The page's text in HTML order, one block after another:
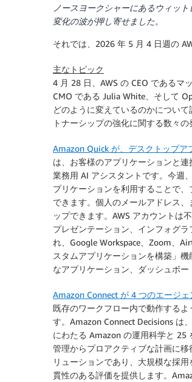
ノースヨークシャーにあるウィッ
変化の波が押し寄せました。
それでは、2026 年 5 月 4 日週の
主なトピック
4 月 28 日、AWS の CEO であるマ
CMO である Julia White、そして
どのように変えているのかについ
トナーシップの強化に関する数々
Amazon Quick が、デスクトップ
は、お客様のアプリケーションと
業務用 AI アシスタントです。今週
プリケーションを利用することで
できます。個人のメールアドレス
ップできます。AWS アカウントは
プレゼンテーション、インフォグ
れ、Google Workspace、Zoom、
スタムアプリケーションを構築」
なアプリケーション、ダッシュボー
Amazon Connect が 4 つのエージ
既存のワークフロー内で動作する
す。Amazon Connect Decisions は
にわたる Amazon の運用科学と 25
管理からプロアクティブな計画に
リューションであり、大規模な採
貫性のある評価を提供します。